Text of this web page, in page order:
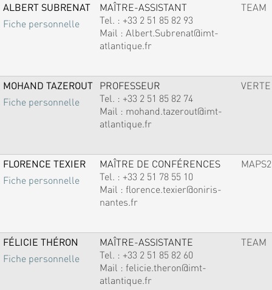
ALBERT SUBRENAT
Fiche personnelle
MAÎTRE-ASSISTANT
Tel. : +33 2 51 85 82 93
Mail : Albert.Subrenat@imt-
atlantique.fr
TEAM
MOHAND TAZEROUT
Fiche personnelle
PROFESSEUR
Tel. : +33 2 51 85 82 74
Mail : mohand.tazerout@imt-
atlantique.fr
VERTE
FLORENCE TEXIER
Fiche personnelle
MAÎTRE DE CONFÉRENCES
Tel. : +33 2 51 78 55 10
Mail : florence.texier@oniris-
nantes.fr
MAPS2
FÉLICIE THÉRON
Fiche personnelle
MAÎTRE-ASSISTANTE
Tel. : +33 2 51 85 82 60
Mail : felicie.theron@imt-
atlantique.fr
TEAM